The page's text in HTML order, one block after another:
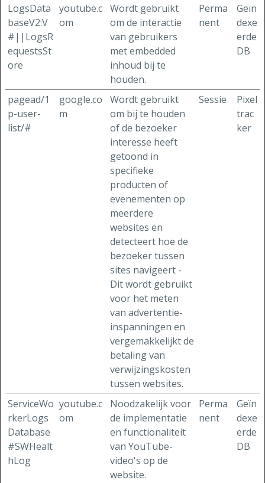
LogsData
baseV2:V
#||LogsR
equestsSt
ore
youtube.c
om
Wordt gebruikt
om de interactie
van gebruikers
met embedded
inhoud bij te
houden.
Perma
nent
Geïn
dexe
erde
DB
pagead/1
p-user-
list/#
google.co
m
Wordt gebruikt
om bij te houden
of de bezoeker
interesse heeft
getoond in
specifieke
producten of
evenementen op
meerdere
websites en
detecteert hoe de
bezoeker tussen
sites navigeert -
Dit wordt gebruikt
voor het meten
van advertentie-
inspanningen en
vergemakkelijkt de
betaling van
verwijzingskosten
tussen websites.
Sessie
Pixel
trac
ker
ServiceWo
rkerLogs
Database
#SWHealt
hLog
youtube.c
om
Noodzakelijk voor
de implementatie
en functionaliteit
van YouTube-
video's op de
website.
Perma
nent
Geïn
dexe
erde
DB